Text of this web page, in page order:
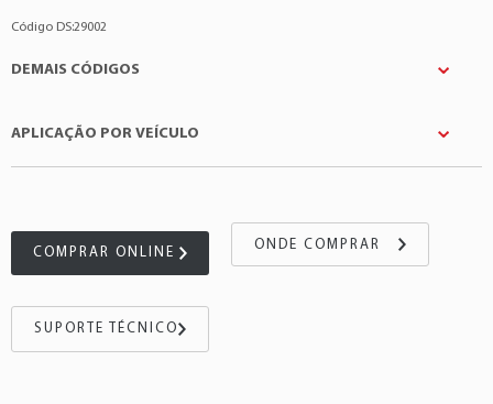
Código DS:29002
DEMAIS CÓDIGOS
APLICAÇÃO POR VEÍCULO
Toyota Hilux SW4
Hilux SW4 3.0 4Cil 16v
Toyota
COMPRAR ONLINE
ONDE COMPRAR
SUPORTE TÉCNICO